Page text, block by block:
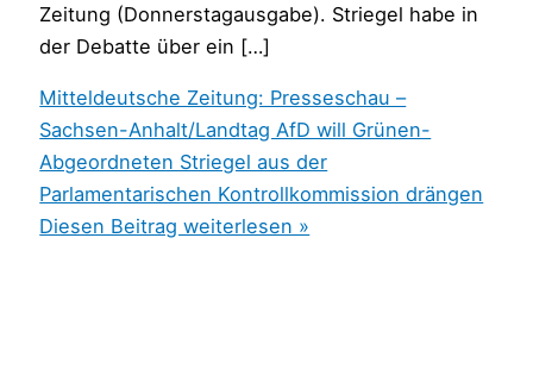
Zeitung (Donnerstagausgabe). Striegel habe in
der Debatte über ein […]
Mitteldeutsche Zeitung: Presseschau –
Sachsen-Anhalt/Landtag AfD will Grünen-
Abgeordneten Striegel aus der
Parlamentarischen Kontrollkommission drängen
Diesen Beitrag weiterlesen »